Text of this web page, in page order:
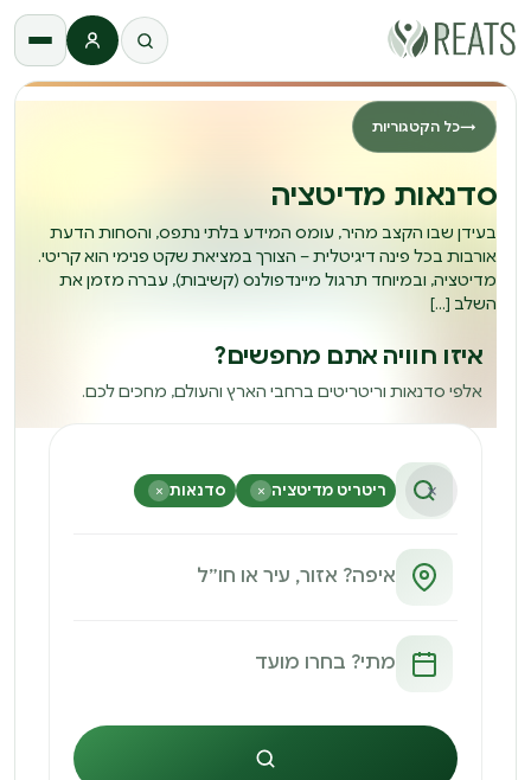
התחברות
→כל הקטגוריות
סדנאות מדיטציה
בעידן שבו הקצב מהיר, עומס המידע בלתי נתפס, והסחות הדעת
אורבות בכל פינה דיגיטלית – הצורך במציאת שקט פנימי הוא קריטי.
מדיטציה, ובמיוחד תרגול מיינדפולנס (קשיבות), עברה מזמן את
השלב […]
איזו חוויה אתם מחפשים?
אלפי סדנאות וריטריטים ברחבי הארץ והעולם, מחכים לכם.
ריטריט מדיטציה × סדנאות × ×
חיפוש